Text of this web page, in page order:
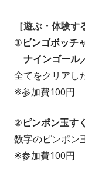
［遊ぶ・体験
①ビンゴボッチ
ナインゴール
全てをクリアし
※参加費100円
②ピンポン玉す
数字のピンポン
※参加費100円